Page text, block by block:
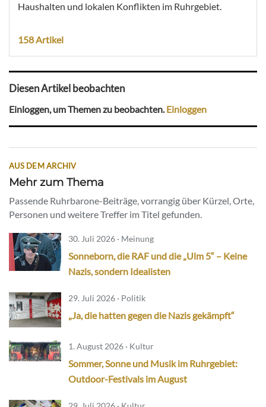
Haushalten und lokalen Konflikten im Ruhrgebiet.
158 Artikel
Diesen Artikel beobachten
Einloggen, um Themen zu beobachten.Einloggen
AUS DEM ARCHIV
Mehr zum Thema
Passende Ruhrbarone-Beiträge, vorrangig über Kürzel, Orte,
Personen und weitere Treffer im Titel gefunden.
30. Juli 2026 · Meinung
Sonneborn, die RAF und die „Ulm 5“ – Keine
Nazis, sondern Idealisten
29. Juli 2026 · Politik
„Ja, die hatten gegen die Nazis gekämpft“
1. August 2026 · Kultur
Sommer, Sonne und Musik im Ruhrgebiet:
Outdoor-Festivals im August